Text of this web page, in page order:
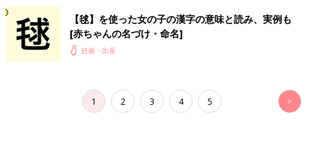
【毬】を使った女の子の漢字の意味と読み、実例も
[赤ちゃんの名づけ・命名]
妊娠・出産
1 2 3 4 5 >